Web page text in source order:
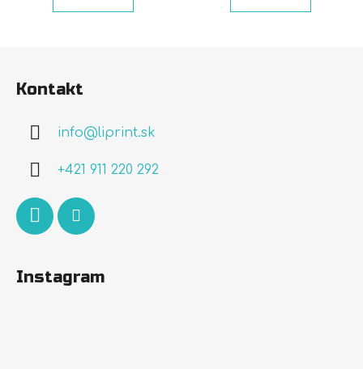
Kontakt
info@liprint.sk
+421 911 220 292
Instagram